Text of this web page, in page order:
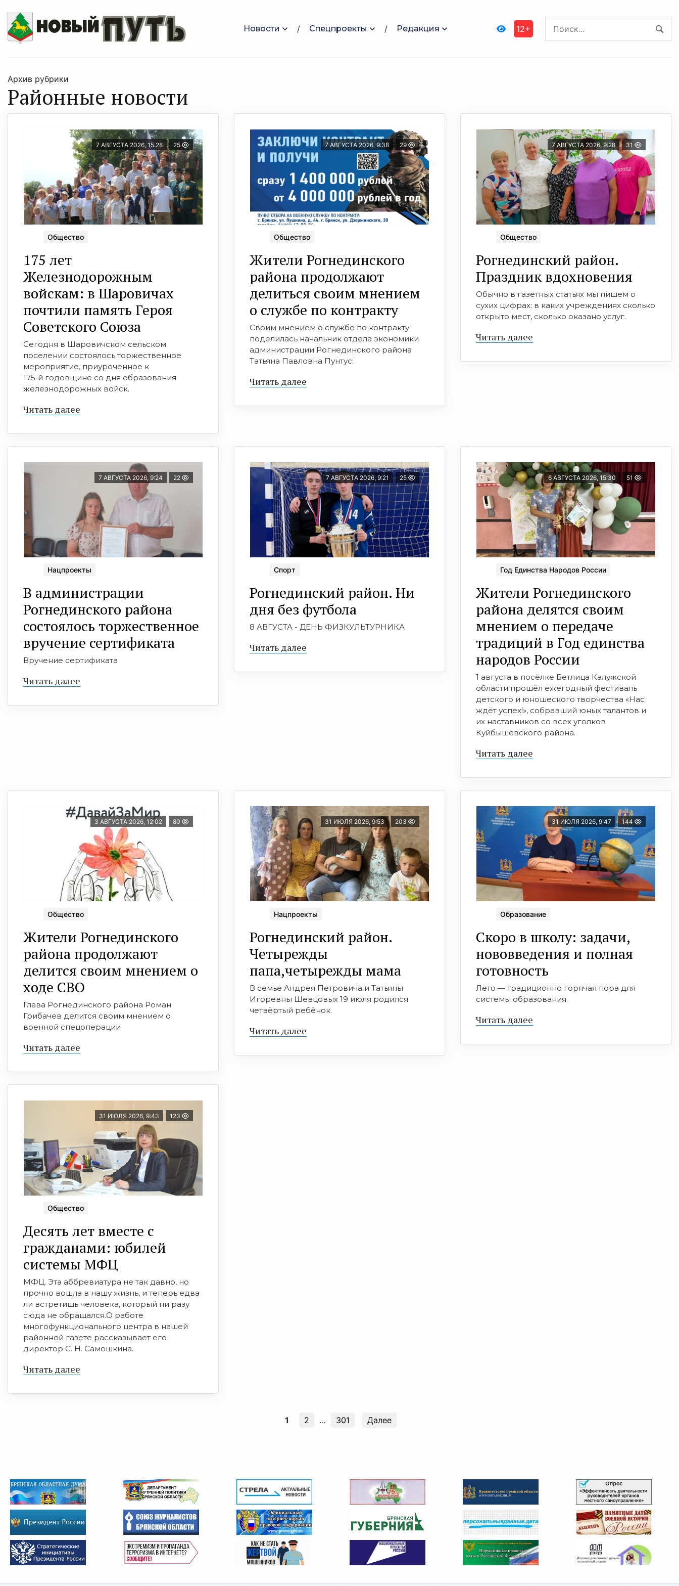
Новости Спецпроекты Редакция 12+
Архив рубрики
Районные новости
7 АВГУСТА 2026, 15:28 25
Общество
175 лет
Железнодорожным
войскам: в Шаровичах
почтили память Героя
Советского Союза
Сегодня в Шаровичском сельском
поселении состоялось торжественное
мероприятие, приуроченное к
175‑й годовщине со дня образования
железнодорожных войск.
Читать далее
7 АВГУСТА 2026, 9:38 29
Общество
Жители Рогнединского
района продолжают
делиться своим мнением
о службе по контракту
Своим мнением о службе по контракту
поделилась начальник отдела экономики
администрации Рогнединского района
Татьяна Павловна Пунтус:
Читать далее
7 АВГУСТА 2026, 9:28 31
Общество
Рогнединский район.
Праздник вдохновения
Обычно в газетных статьях мы пишем о
сухих цифрах: в каких учреждениях сколько
открыто мест, сколько оказано услуг.
Читать далее
7 АВГУСТА 2026, 9:24 22
Нацпроекты
В администрации
Рогнединского района
состоялось торжественное
вручение сертификата
Вручение сертификата
Читать далее
7 АВГУСТА 2026, 9:21 25
Спорт
Рогнединский район. Ни
дня без футбола
8 АВГУСТА - ДЕНЬ ФИЗКУЛЬТУРНИКА
Читать далее
6 АВГУСТА 2026, 15:30 51
Год Единства Народов России
Жители Рогнединского
района делятся своим
мнением о передаче
традиций в Год единства
народов России
1 августа в посёлке Бетлица Калужской
области прошёл ежегодный фестиваль
детского и юношеского творчества «Нас
ждёт успех!», собравший юных талантов и
их наставников со всех уголков
Куйбышевского района.
Читать далее
3 АВГУСТА 2026, 12:02 80
Общество
Жители Рогнединского
района продолжают
делится своим мнением о
ходе СВО
Глава Рогнединского района Роман
Грибачев делится своим мнением о
военной спецоперации
Читать далее
31 ИЮЛЯ 2026, 9:53 203
Нацпроекты
Рогнединский район.
Четырежды
папа,четырежды мама
В семье Андрея Петровича и Татьяны
Игоревны Шевцовых 19 июля родился
четвёртый ребёнок.
Читать далее
31 ИЮЛЯ 2026, 9:47 144
Образование
Скоро в школу: задачи,
нововведения и полная
готовность
Лето — традиционно горячая пора для
системы образования.
Читать далее
31 ИЮЛЯ 2026, 9:43 123
Общество
Десять лет вместе с
гражданами: юбилей
системы МФЦ
МФЦ. Эта аббревиатура не так давно, но
прочно вошла в нашу жизнь, и теперь едва
ли встретишь человека, который ни разу
сюда не обращался.О работе
многофункционального центра в нашей
районной газете рассказывает его
директор С. Н. Самошкина.
Читать далее
1 2 … 301 Далее